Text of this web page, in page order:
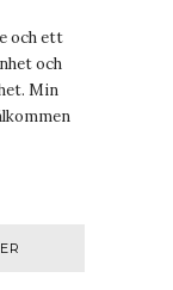
och ett
och
Min